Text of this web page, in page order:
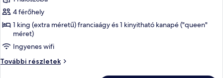
megtekintése:
Családi
négágyas
szoba
4 férőhely
1 king (extra méretű) franciaágy és 1 kinyitható kanapé ("queen"
méret)
Ingyenes wifi
További részletek
Családi